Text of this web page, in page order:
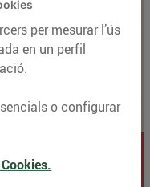
per mesurar l’ús
en un perfil
o configurar